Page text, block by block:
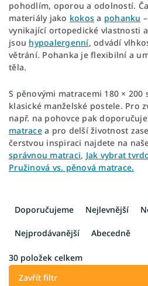
pohodlím, oporou a odolností.
materiály jako kokos a pohanku
vynikající ortopedické vlastnosti
jsou hypoalergenní, odvádí
větrání. Pohanka je flexibilní a
těla.
S pěnovými matracemi 180 × 200
klasické manželské postele. Pro
např. na pohovce pak
matracea pro delší životnost zase
čerstvou inspiraci najdete na
správnou matraci, Jak vybrat
Pružinová vs. pěnová matrace.
í
Doporučujeme Nejlevnější
Nejprodávanější Abecedně
30 položek celkem
Zavřít filtr